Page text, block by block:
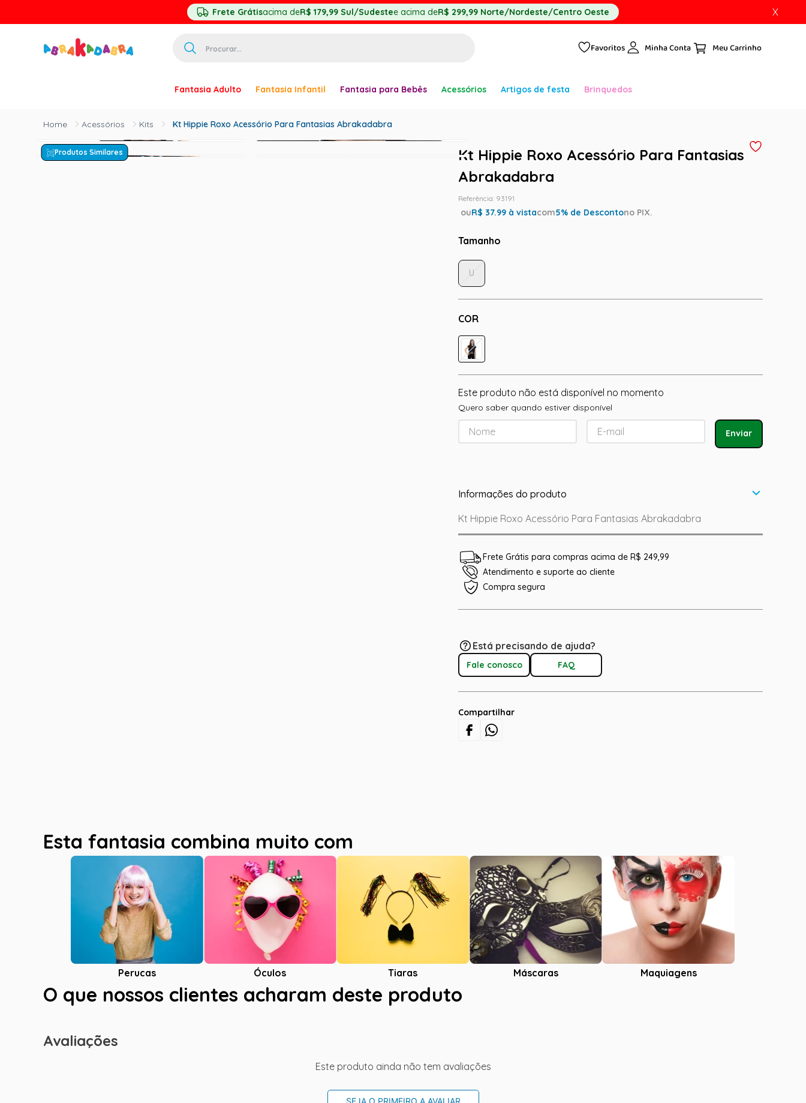
Frete Grátisacima deR$ 179,99 Sul/Sudestee acima deR$ 299,99 Norte/Nordeste/Centro Oeste X
Favoritos Minha Conta
Fantasia Adulto Fantasia Infantil Fantasia para Bebês Acessórios Artigos de festa Brinquedos
Acessórios Kits Kt Hippie Roxo Acessório Para Fantasias Abrakadabra
Produtos Similares
Kt Hippie Roxo Acessório Para Fantasias
Abrakadabra
Referência: 93191
ouR$ 37.99 à vistacom5% de Descontono PIX.
Tamanho
COR
U
Este produto não está disponível no momento
Quero saber quando estiver disponível
Enviar
Informações do produto
Kt Hippie Roxo Acessório Para Fantasias Abrakadabra
Frete Grátis para compras acima de R$ 249,99
Atendimento e suporte ao cliente
Compra segura
Está precisando de ajuda?
Fale conosco FAQ
Compartilhar
Esta fantasia combina muito com
Perucas Óculos Tiaras Máscaras Maquiagens
O que nossos clientes acharam deste produto
Avaliações
Este produto ainda não tem avaliações
SEJA O PRIMEIRO A AVALIAR
2
princesa